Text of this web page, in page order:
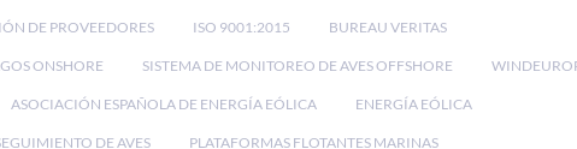
DE PROVEEDORES ISO 9001:2015 BUREAU VERITAS
ONSHORE SISTEMA DE MONITOREO DE AVES OFFSHORE
ASOCIACIÓN ESPAÑOLA DE ENERGÍA EÓLICA ENERGÍA EÓLICA
DE AVES PLATAFORMAS FLOTANTES MARINAS